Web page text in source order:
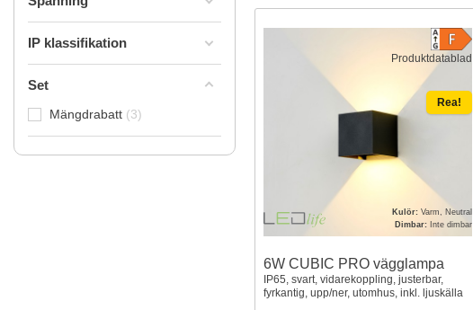
Produktdatablad
Kulör:Varm, Neutral
Dimbar:Inte dimbar
Rea!
6W CUBIC PRO vägglampa
IP65, svart, vidarekoppling, justerbar,
fyrkantig, upp/ner, utomhus, inkl. ljuskälla
IP klassifikation
Set
Mängdrabatt 3